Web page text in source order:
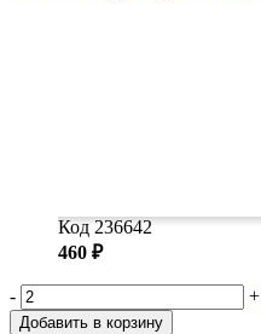
Код 236642
460 ₽
- +
Добавить в корзину